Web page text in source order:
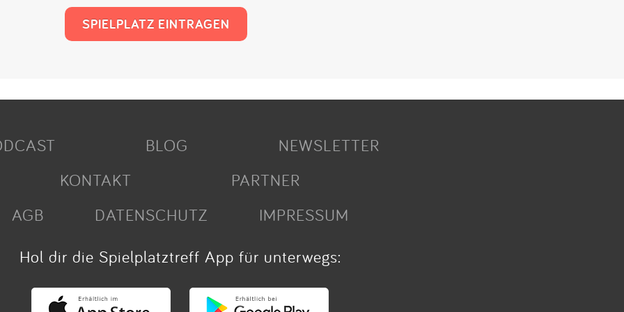
SPIELPLATZ EINTRAGEN
BLOG
NEWSLETTER
KONTAKT
PARTNER
AGB
DATENSCHUTZ
IMPRESSUM
Hol dir die Spielplatztreff App für unterwegs: